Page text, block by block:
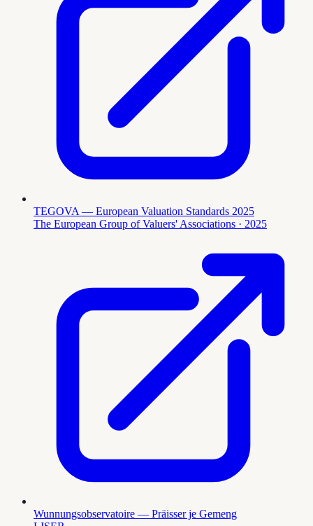
TEGOVA — European Valuation Standards 2025
The European Group of Valuers' Associations · 2025
Wunnungsobservatoire — Präisser je Gemeng